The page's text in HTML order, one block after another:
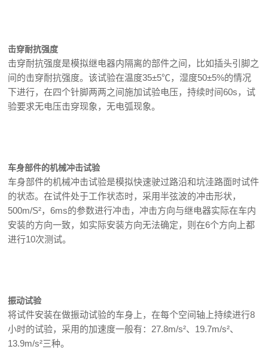
击穿耐抗强度
击穿耐抗强度是模拟继电器内隔离的部件之间，比如插头引脚之
间的击穿耐抗强度。该试验在温度35±5℃，湿度50±5%的情况
下进行，在四个针脚两两之间施加试验电压，持续时间60s，试
验要求无电压击穿现象，无电弧现象。
车身部件的机械冲击试验
车身部件的机械冲击试验是模拟快速驶过路沿和坑洼路面时试件
的状态。在试件处于工作状态时，采用半弦波的冲击形状，
500m/S²，6ms的参数进行冲击，冲击方向与继电器实际在车内
安装的方向一致，如实际安装方向无法确定，则在6个方向上都
进行10次测试。
振动试验
将试件安装在做振动试验的车身上，在每个空间轴上持续进行8
小时的试验，采用的加速度一般有：27.8m/s²、19.7m/s²、
13.9m/s²三种。